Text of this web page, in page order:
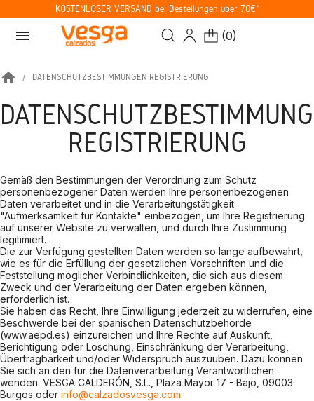
KOSTENLOSER VERSAND bei Bestellungen über 70€*
menu (0)
home DATENSCHUTZBESTIMMUNGEN REGISTRIERUNG
REGISTRIERUNG
Gemäß den Bestimmungen der Verordnung zum Schutz
personenbezogener Daten werden Ihre personenbezogenen
Daten verarbeitet und in die Verarbeitungstätigkeit
"Aufmerksamkeit für Kontakte" einbezogen, um Ihre Registrierung
auf unserer Website zu verwalten, und durch Ihre Zustimmung
legitimiert.
Die zur Verfügung gestellten Daten werden so lange aufbewahrt,
wie es für die Erfüllung der gesetzlichen Vorschriften und die
Feststellung möglicher Verbindlichkeiten, die sich aus diesem
Zweck und der Verarbeitung der Daten ergeben können,
erforderlich ist.
Sie haben das Recht, Ihre Einwilligung jederzeit zu widerrufen, eine
Beschwerde bei der spanischen Datenschutzbehörde
(www.aepd.es) einzureichen und Ihre Rechte auf Auskunft,
Berichtigung oder Löschung, Einschränkung der Verarbeitung,
Übertragbarkeit und/oder Widerspruch auszuüben. Dazu können
Sie sich an den für die Datenverarbeitung Verantwortlichen
wenden: VESGA CALDERÓN, S.L., Plaza Mayor 17 - Bajo, 09003
Burgos oder info@calzadosvesga.com.